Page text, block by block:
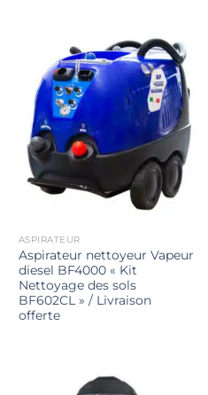
ASPIRATEUR
Aspirateur nettoyeur Vapeur
diesel BF4000 « Kit
Nettoyage des sols
BF602CL » / Livraison
offerte